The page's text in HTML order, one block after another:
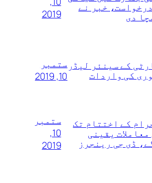
خبر نے
دی
2019
کے سینئر لیڈر
کی واردات
ستمبر
10, 2019
کے اختتام تک
یقینی
ڈی جی رینجرز
ستمبر
10,
2019